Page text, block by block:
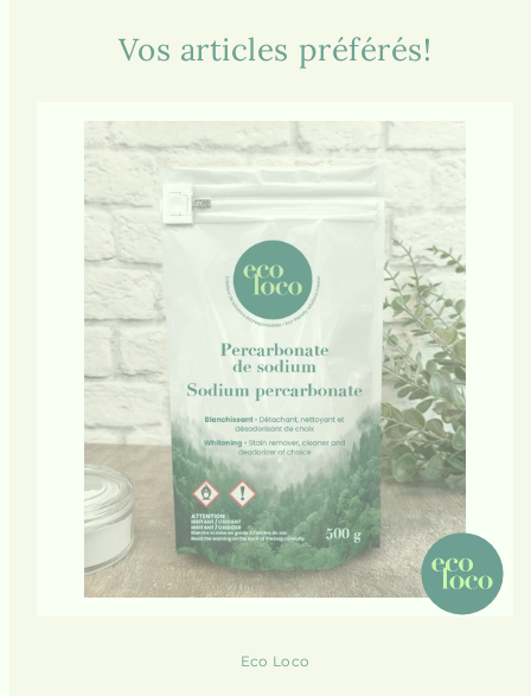
Vos articles préférés!
Eco Loco